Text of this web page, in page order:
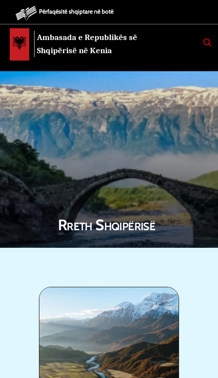
Përfaqësitë shqiptare në botë
Ambasada e Republikës së
Shqipërisë në Kenia
K
E
Rreth Shqipërisë